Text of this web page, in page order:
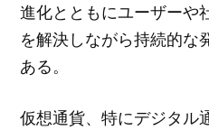
進化とともにユーザーや
を解決しながら持続的な
ある。
仮想通貨、特にデジタル